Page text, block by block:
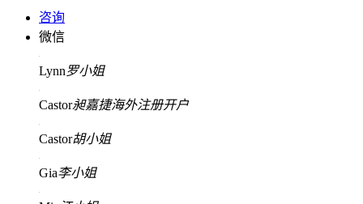
咨询
微信
Lynn罗小姐
Castor昶嘉捷海外注册开户
Castor胡小姐
Gia李小姐